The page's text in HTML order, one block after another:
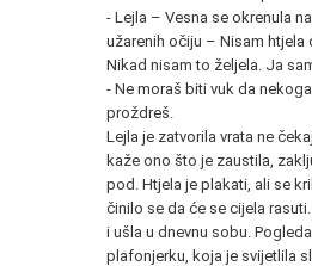
- Lejla – Vesna se okrenula
užarenih očiju – Nisam htjela
Nikad nisam to željela. Ja
- Ne moraš biti vuk da
proždreš.
Lejla je zatvorila vrata ne
kaže ono što je zaustila,
pod. Htjela je plakati, ali se
činilo se da će se cijela
i ušla u dnevnu sobu.
plafonjerku, koja je svijetlila